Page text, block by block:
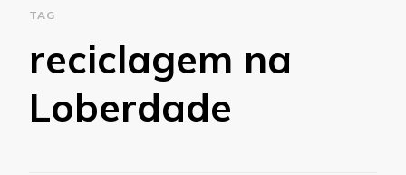
TAG
reciclagem na
Loberdade